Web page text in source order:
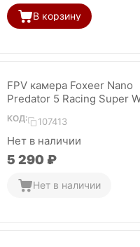
В корзину
FPV камера Foxeer Nano
Predator 5 Racing Super
4ms (Red)
КОД: 107413
Нет в наличии
5 290 ₽
Нет в наличии